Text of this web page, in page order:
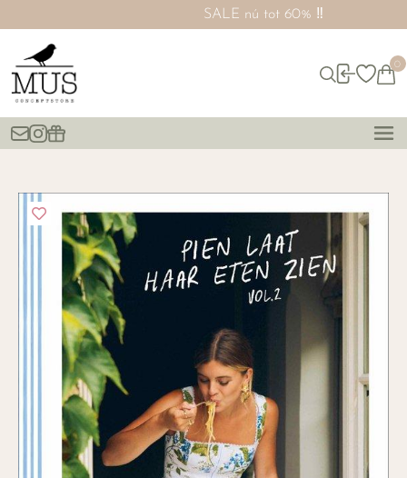
SALE nú tot 60% ‼️
0